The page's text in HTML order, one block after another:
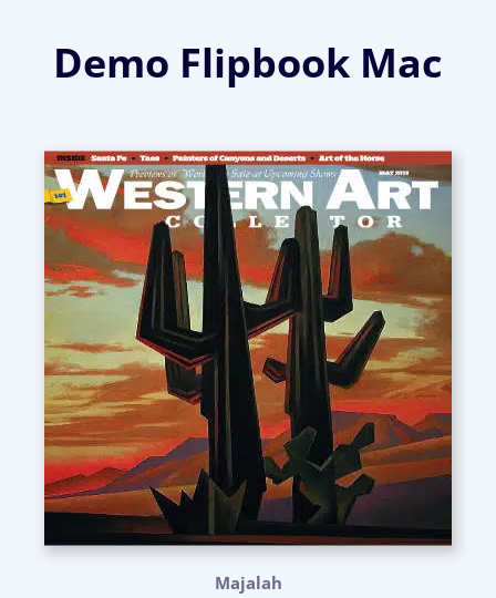
Demo Flipbook Mac
Majalah